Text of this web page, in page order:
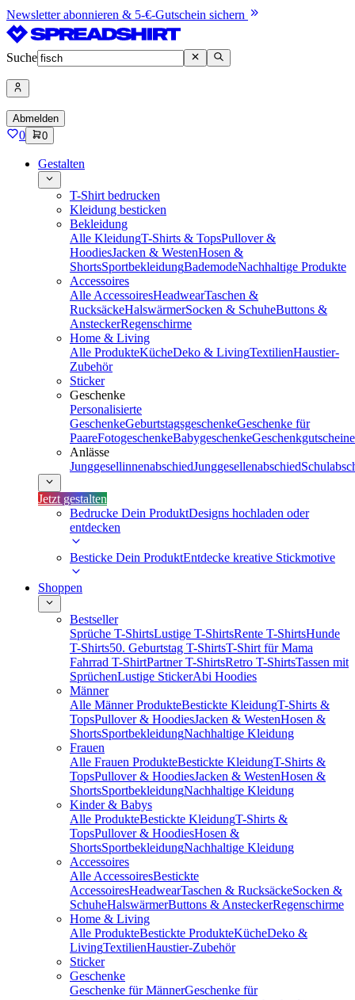
Newsletter abonnieren & 5-€-Gutschein sichern
Suche
Abmelden
0 0
Gestalten
T-Shirt bedrucken
Kleidung besticken
Bekleidung
Alle KleidungT-Shirts & TopsPullover &
HoodiesJacken & WestenHosen &
ShortsSportbekleidungBademodeNachhaltige Produkte
Accessoires
Alle AccessoiresHeadwearTaschen &
RucksäckeHalswärmerSocken & SchuheButtons &
AnsteckerRegenschirme
Home & Living
Alle ProdukteKücheDeko & LivingTextilienHaustier-
Zubehör
Sticker
Geschenke
Personalisierte
GeschenkeGeburtstagsgeschenkeGeschenke für
PaareFotogeschenkeBabygeschenkeGeschenkgutscheine
Anlässe
JunggesellinnenabschiedJunggesellenabschied
Jetzt gestalten
Bedrucke Dein ProduktDesigns hochladen oder
entdecken
Besticke Dein ProduktEntdecke kreative Stickmotive
Shoppen
Bestseller
Sprüche T-ShirtsLustige T-ShirtsRente T-ShirtsHunde
T-Shirts50. Geburtstag T-ShirtsT-Shirt für Mama
Fahrrad T-ShirtPartner T-ShirtsRetro T-ShirtsTassen mit
SprüchenLustige StickerAbi Hoodies
Männer
Alle Männer ProdukteBestickte KleidungT-Shirts &
TopsPullover & HoodiesJacken & WestenHosen &
ShortsSportbekleidungNachhaltige Kleidung
Frauen
Alle Frauen ProdukteBestickte KleidungT-Shirts &
TopsPullover & HoodiesJacken & WestenHosen &
ShortsSportbekleidungNachhaltige Kleidung
Kinder & Babys
Alle ProdukteBestickte KleidungT-Shirts &
TopsPullover & HoodiesHosen &
ShortsSportbekleidungNachhaltige Kleidung
Accessoires
Alle AccessoiresBestickte
AccessoiresHeadwearTaschen & RucksäckeSocken &
SchuheHalswärmerButtons & AnsteckerRegenschirme
Home & Living
Alle ProdukteBestickte ProdukteKücheDeko &
LivingTextilienHaustier-Zubehör
Sticker
Geschenke
Geschenke für MännerGeschenke für